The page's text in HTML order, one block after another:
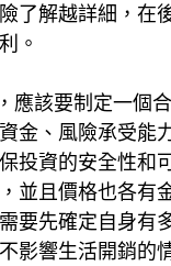
了解越詳細，在
。
應該要制定一個
金、風險承受能
投資的安全性和
並且價格也各有
要先確定自身有
影響生活開銷的